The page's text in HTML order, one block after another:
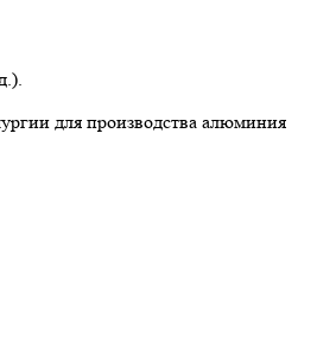
для производства алюминия